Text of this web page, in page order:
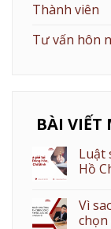
Thành viên
Tư vấn hôn
BÀI VIẾT
Luật
Hồ
Vì
chọn